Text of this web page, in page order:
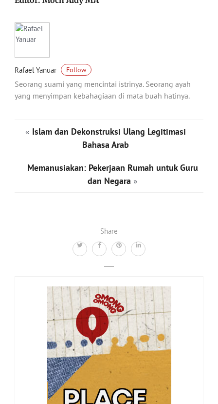
Share
Rafael Yanuar Follow
Seorang suami yang mencintai istrinya. Seorang ayah
yang menyimpan kebahagiaan di mata buah hatinya.
« Islam dan Dekonstruksi Ulang Legitimasi
Bahasa Arab
Memanusiakan: Pekerjaan Rumah untuk Guru
dan Negara »